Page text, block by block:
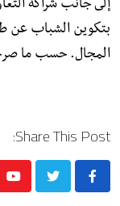
إلى جانب شراكة
بتكوين الشباب عن
المجال. حسب ما
Share This Post: